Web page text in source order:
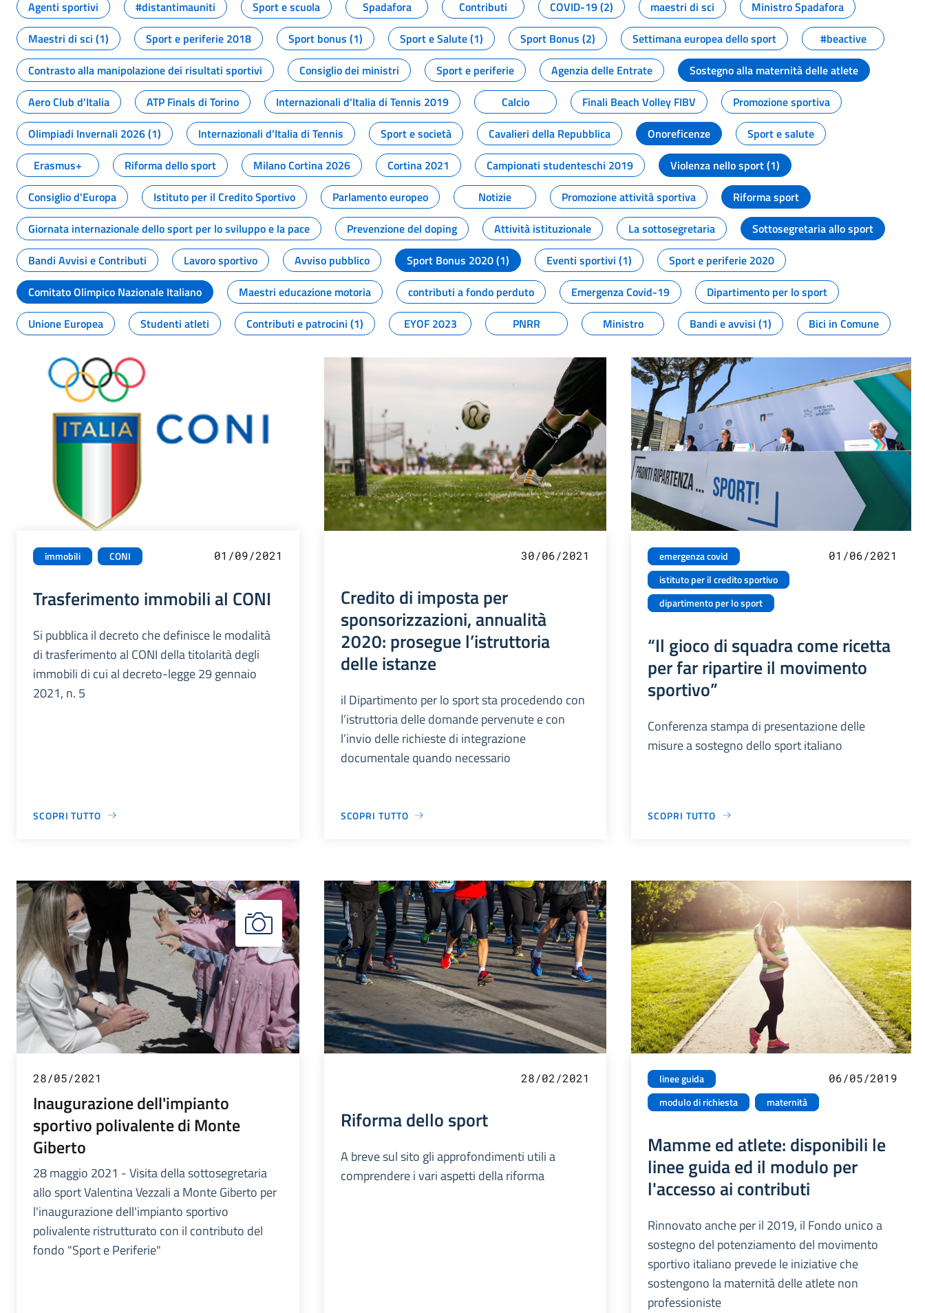
Agenti sportivi
#distantimauniti Sport e scuola Spadafora Contributi COVID-19 (2) maestri di sci
Ministro Spadafora
Maestri di sci (1)
Sport e periferie 2018 Sport bonus (1) Sport e Salute (1) Sport Bonus (2) Settimana europea dello sport
#beactive
Contrasto alla manipolazione dei risultati sportivi
Consiglio dei ministri Sport e periferie Agenzia delle Entrate
Sostegno alla maternità delle atlete
Aero Club d'Italia
ATP Finals di Torino Internazionali d'Italia di Tennis 2019 Calcio Finali Beach Volley FIBV
Promozione sportiva
Olimpiadi Invernali 2026 (1)
Internazionali d'Italia di Tennis Sport e società Cavalieri della Repubblica Onoreficenze
Sport e salute
Erasmus+
Riforma dello sport Milano Cortina 2026 Cortina 2021 Campionati studenteschi 2019
Violenza nello sport (1)
Consiglio d'Europa
Istituto per il Credito Sportivo Parlamento europeo Notizie Promozione attività sportiva
Riforma sport
Giornata internazionale dello sport per lo sviluppo e la pace
Prevenzione del doping Attività istituzionale La sottosegretaria
Sottosegretaria allo sport
Bandi Avvisi e Contributi
Lavoro sportivo Avviso pubblico Sport Bonus 2020 (1) Eventi sportivi (1)
Sport e periferie 2020
Comitato Olimpico Nazionale Italiano
Maestri educazione motoria contributi a fondo perduto Emergenza Covid-19
Dipartimento per lo sport
Unione Europea
Studenti atleti Contributi e patrocini (1) EYOF 2023 PNRR Ministro Bandi e avvisi (1) Bici in Comune
immobili CONI 01/09/2021
Trasferimento immobili al CONI
Si pubblica il decreto che definisce le modalità
di trasferimento al CONI della titolarità degli
immobili di cui al decreto-legge 29 gennaio
2021, n. 5
SCOPRI TUTTO
30/06/2021
Credito di imposta per
sponsorizzazioni, annualità
2020: prosegue l’istruttoria
delle istanze
il Dipartimento per lo sport sta procedendo con
l’istruttoria delle domande pervenute e con
l’invio delle richieste di integrazione
documentale quando necessario
SCOPRI TUTTO
emergenza covid
istituto per il credito sportivo
dipartimento per lo sport
01/06/2021
“Il gioco di squadra come ricetta
per far ripartire il movimento
sportivo”
Conferenza stampa di presentazione delle
misure a sostegno dello sport italiano
SCOPRI TUTTO
28/05/2021
Inaugurazione dell'impianto
sportivo polivalente di Monte
Giberto
28 maggio 2021 - Visita della sottosegretaria
allo sport Valentina Vezzali a Monte Giberto per
l'inaugurazione dell'impianto sportivo
polivalente ristrutturato con il contributo del
fondo "Sport e Periferie"
28/02/2021
Riforma dello sport
A breve sul sito gli approfondimenti utili a
comprendere i vari aspetti della riforma
linee guida
modulo di richiesta
maternità
06/05/2019
Mamme ed atlete: disponibili le
linee guida ed il modulo per
l'accesso ai contributi
Rinnovato anche per il 2019, il Fondo unico a
sostegno del potenziamento del movimento
sportivo italiano prevede le iniziative che
sostengono la maternità delle atlete non
professioniste